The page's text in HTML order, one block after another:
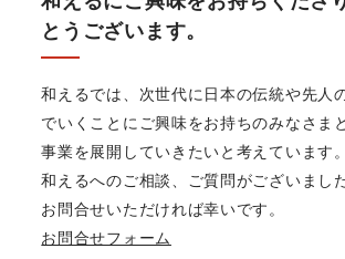
とうございます。
和えるでは、次世代に日本の伝統や先人
でいくことにご興味をお持ちのみなさま
事業を展開していきたいと考えています。
和えるへのご相談、ご質問がございまし
お問合せいただければ幸いです。
お問合せフォーム